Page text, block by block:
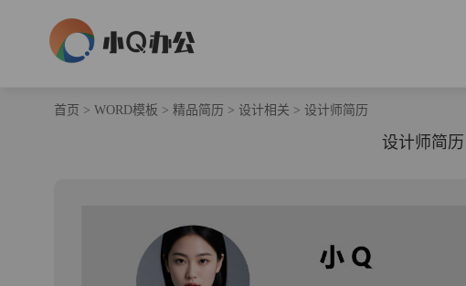
首页 > WORD模板 > 精品简历 > 设计相关 > 设计师简历
设计师简历